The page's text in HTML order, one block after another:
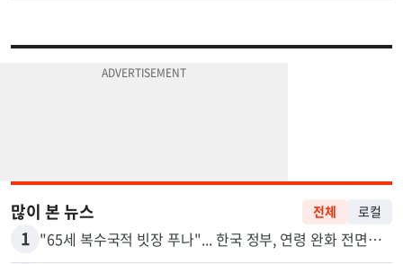
많이 본 뉴스 전체 로컬
1 "65세 복수국적 빗장 푸나"... 한국 정부, 연령 완화 전면 추진